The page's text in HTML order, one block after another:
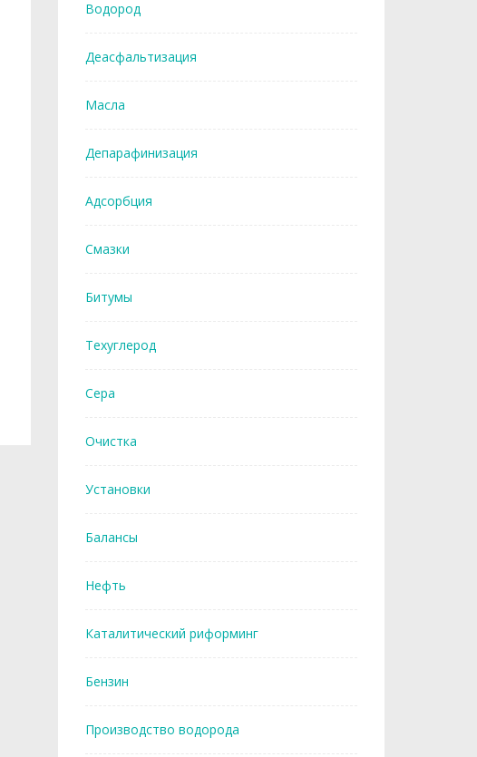
Водород
Деасфальтизация
Масла
Депарафинизация
Адсорбция
Смазки
Битумы
Техуглерод
Сера
Очистка
Установки
Балансы
Нефть
Каталитический риформинг
Бензин
Производство водорода